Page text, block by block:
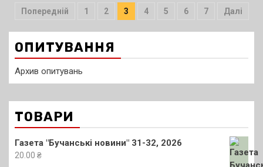
Пагінація
записів
Попередній 1 2 3 4 5 6 7 Далі
ОПИТУВАННЯ
Архив опитувань
ТОВАРИ
Газета "Бучанські новини" 31-32, 2026
20.00 ₴